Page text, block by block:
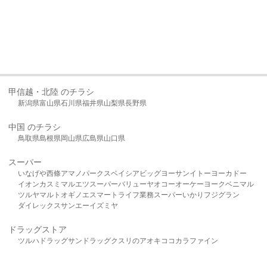
甲信越・北陸 のチラシ
新潟県富山県石川県福井県山梨県長野県
中国 のチラシ
鳥取県島根県岡山県広島県山口県
スーパー
いなげや西條アマノパークスベイシア ビッグヨーサンイトーヨーカドー
イオンカスミ マルエツスーパーバリューヤオコーオーケー ヨークベニマル
ツルヤマルト オギノ エスマート ライフ業務スーパーいかり フジグラン
ダイレックスサンエーイズミヤ
ドラッグストア
ツルハドラッグサンドラッグクスリのアオキ ココカラファイン